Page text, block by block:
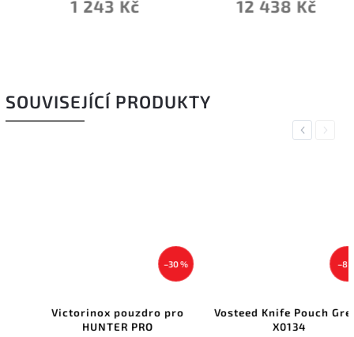
1 243 Kč 12 438 Kč
SOUVISEJÍCÍ PRODUKTY
Previous
–30 %
Victorinox pouzdro pro
HUNTER PRO
Vosteed Knife Pouch Green
X0134
Next